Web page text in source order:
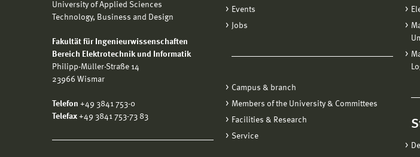
University of Applied Sciences
Technology, Business and Design
Fakultät für Ingenieurwissenschaften
Bereich Elektrotechnik und Informatik
Philipp-Müller-Straße 14
23966 Wismar
Telefon +49 3841 753-0
Telefax +49 3841 753-73 83
Events
Jobs
Campus & branch
Members of the University & Committees
Facilities & Research
Service